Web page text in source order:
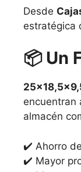
Desde
estratégica
📦Un
encuentran
almacén
✔️ Ahorro
✔️ Mayor